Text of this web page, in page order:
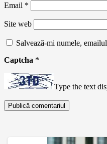
Email *
Site web
Salvează-mi numele,
Captcha *
Type the text